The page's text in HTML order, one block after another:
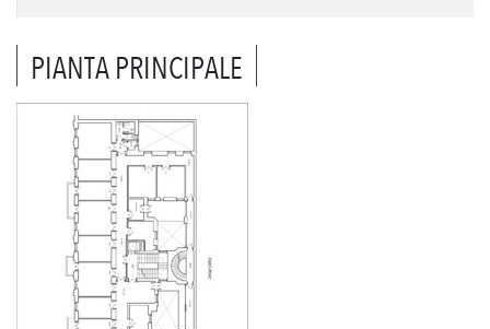
PIANTA PRINCIPALE